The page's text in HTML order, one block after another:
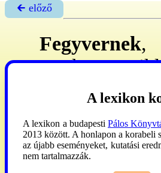
🡰 előző
Fegyvernek,
1332 e.
törökök
Vendel tp-a
Nándor
A lexikon
A lexikon a budapesti Pálos
2013 között. A honlapon a korabeli
az újabb eseményeket, kutatási
nem tartalmazzák.